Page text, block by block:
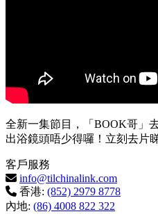
全新一集節目，「BOOK哥」
出浴鏡頭唔少得囉！立刻去片
客戶服務
info@tilchinalink.com
香港: (852) 2979 8778
內地: (86) 4008 822 322